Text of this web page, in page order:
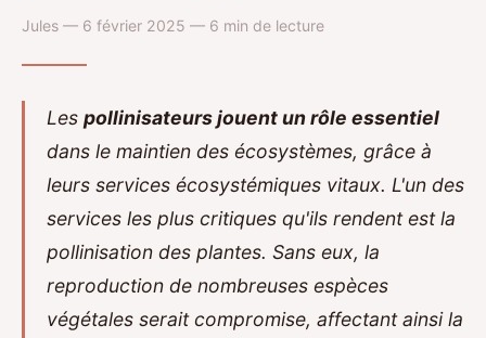
Jules — 6 février 2025 — 6 min de lecture
Les pollinisateurs jouent un rôle essentiel
dans le maintien des écosystèmes, grâce à
leurs services écosystémiques vitaux. L'un des
services les plus critiques qu'ils rendent est la
pollinisation des plantes. Sans eux, la
reproduction de nombreuses espèces
végétales serait compromise, affectant ainsi la